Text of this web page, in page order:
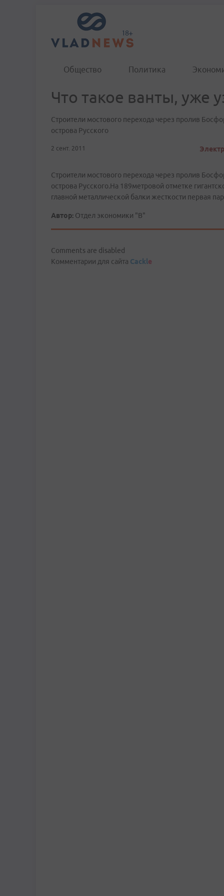
Общество Политика
Что такое ванты, уже
Строители мостового перехода через пролив
острова Русского
2 сент. 2011
Строители мостового перехода через пролив
острова Русского.На 189метровой отметке
главной металлической балки жесткости первая
Автор: Отдел экономики "В"
Comments are disabled
Комментарии для сайта Cackle